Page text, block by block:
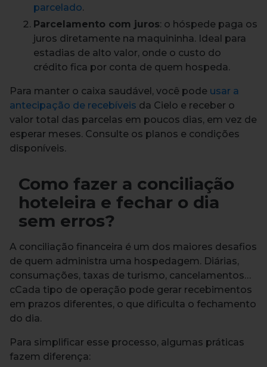
parcelado.
Parcelamento com juros: o hóspede paga os
juros diretamente na maquininha. Ideal para
estadias de alto valor, onde o custo do
crédito fica por conta de quem hospeda.
Para manter o caixa saudável, você pode usar a
antecipação de recebíveis da Cielo e receber o
valor total das parcelas em poucos dias, em vez de
esperar meses. Consulte os planos e condições
disponíveis.
Como fazer a conciliação
hoteleira e fechar o dia
sem erros?
A conciliação financeira é um dos maiores desafios
de quem administra uma hospedagem. Diárias,
consumações, taxas de turismo, cancelamentos…
cCada tipo de operação pode gerar recebimentos
em prazos diferentes, o que dificulta o fechamento
do dia.
Para simplificar esse processo, algumas práticas
fazem diferença: